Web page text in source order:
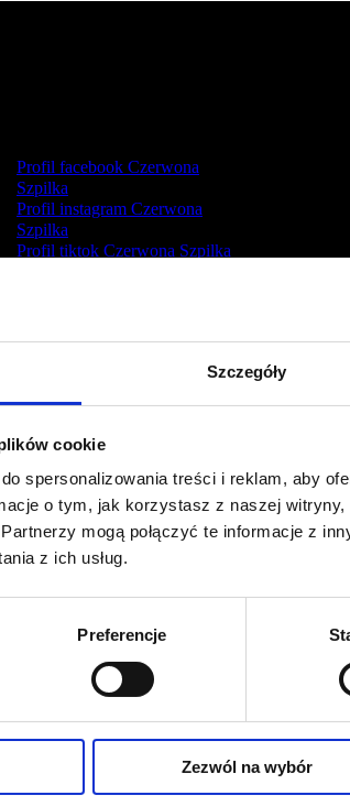
Szczegóły
cookie
spersonalizowania treści i reklam, aby
o tym, jak korzystasz z naszej
mogą połączyć te informacje z
z ich usług.
Preferencje
Zezwól na wybór
Profil facebook Czerwona
Szpilka
Profil instagram Czerwona
Szpilka
Profil tiktok Czerwona Szpilka
+48 577 333 077
NUMER KONTA DO WPŁAT:
81 1090 2398 0000 0001 0191 1368
CZERWONA SZPILKA
Na Polance 16A lok.9